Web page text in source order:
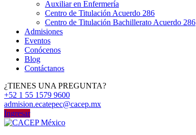
Auxiliar en Enfermería
Centro de Titulación Acuerdo 286
Centro de Titulación Bachillerato Acuerdo 286
Admisiones
Eventos
Conócenos
Blog
Contáctanos
¿TIENES UNA PREGUNTA?
+52 1 55 1579 9600
admision.ecatepec@cacep.mx
Ingresar